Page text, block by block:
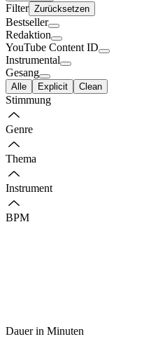
Filter Zurücksetzen
Bestseller
Redaktion
YouTube Content ID
Instrumental
Gesang
Alle Explicit Clean
Stimmung
Genre
Thema
Instrument
BPM
Dauer in Minuten